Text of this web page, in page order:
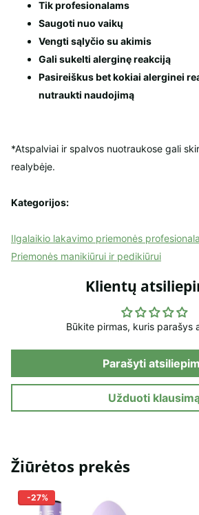
Tik profesionalams
Saugoti nuo vaikų
Vengti sąlyčio su akimis
Gali sukelti alerginę reakciją
Pasireiškus bet kokiai alerginei
nutraukti naudojimą
*Atspalviai ir spalvos nuotraukose gali
realybėje.
Kategorijos:
Ilgalaikio lakavimo priemonės
Priemonės manikiūrui ir pedikiūrui
Klientų
Būkite pirmas, kuris parašys
Parašyti
Užduoti
Žiūrėtos prekės
-27%